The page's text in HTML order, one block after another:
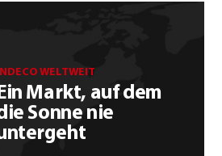
WELTWEIT
Markt, auf dem
Sonne nie